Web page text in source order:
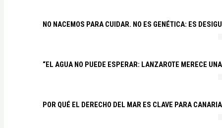
NO NACEMOS PARA CUIDAR. NO ES GENÉTICA: ES
“EL AGUA NO PUEDE ESPERAR: LANZAROTE MERECE
POR QUÉ EL DERECHO DEL MAR ES CLAVE PARA